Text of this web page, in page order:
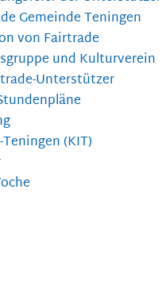
Gemeinde Teningen
von Fairtrade
und Kulturverein
Unterstützer
(KIT)